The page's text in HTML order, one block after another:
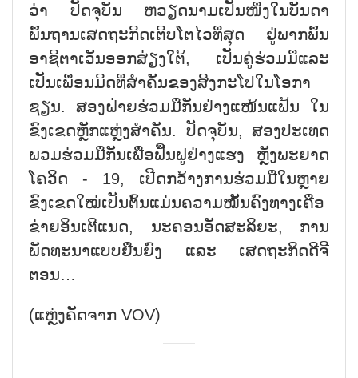
ວ່າ ປັດຈຸບັນ ຫວຽດນາມເປັນໜຶ່ງໃນບັນດາ
ພື້ນຖານເສດຖະກິດເຕີບໂຕໄວທີ່ສຸດ ຢູ່ພາກພື້ນ
ອາຊີຕາເວັນອອກສ່ຽງໃຕ້, ເປັນຄູ່ຮ່ວມມືແລະ
ເປັນເພື່ອນມິດທີ່ສຳຄັນຂອງສິງກະໂປໃນໂອກາ
ຊຽນ. ສອງຝ່າຍຮ່ວມມືກັນຢ່າງແໜ້ນແຟ້ນ ໃນ
ຂົງເຂດຫຼັກແຫຼ່ງສຳຄັນ. ປັດຈຸບັນ, ສອງປະເທດ
ພວມຮ່ວມມືກັນເພື່ອຟື້ນຟູຢ່າງແຮງ ຫຼັງພະຍາດ
ໂຄວິດ - 19, ເປີດກວ້າງການຮ່ວມມືໃນຫຼາຍ
ຂົງເຂດໃໝ່ເປັນຕົ້ນແມ່ນຄວາມໝັ້ນຄົງທາງເຄືອ
ຂ່າຍອິນເຕີແນດ, ນະຄອນອັດສະລິຍະ, ການ
ພັດທະນາແບບຍືນຍົງ ແລະ ເສດຖະກິດດີຈີ
ຕອນ…
(ແຫຼ່ງຄັດຈາກ VOV)